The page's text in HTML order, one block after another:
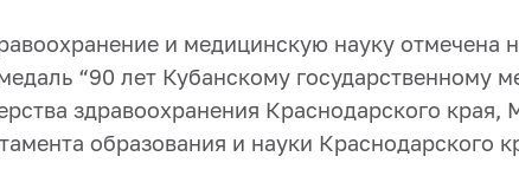
и медицинскую науку отмечена
“90 лет Кубанскому государственному
здравоохранения Краснодарского края,
образования и науки Краснодарского